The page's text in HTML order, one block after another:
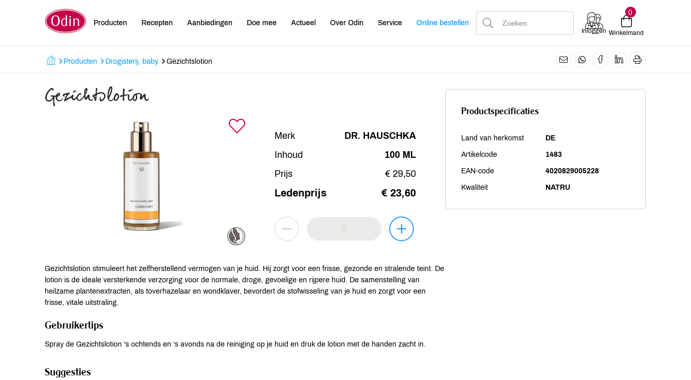
Producten Recepten Aanbiedingen Doe mee Actueel Over Odin Service Online bestellen
Inloggen
0
Winkelmand
Producten Drogisterij, baby Gezichtslotion
Gezichtslotion
Merk
DR. HAUSCHKA
Inhoud
100 ML
Prijs
€ 29,50
Ledenprijs € 23,60
Gezichtslotion stimuleert het zelfherstellend vermogen van je huid. Hij zorgt voor een frisse, gezonde en stralende teint. De
lotion is de ideale versterkende verzorging voor de normale, droge, gevoelige en rijpere huid. De samenstelling van
heilzame plantenextracten, als toverhazelaar en wondklaver, bevordert de stofwisseling van je huid en zorgt voor een
frisse, vitale uitstraling.
Gebruikertips
Spray de Gezichtslotion ‘s ochtends en ‘s avonds na de reiniging op je huid en druk de lotion met de handen zacht in.
Suggesties
Productspecificaties
Land van herkomst DE
Artikelcode 1483
EAN-code 4020829005228
Kwaliteit NATRU